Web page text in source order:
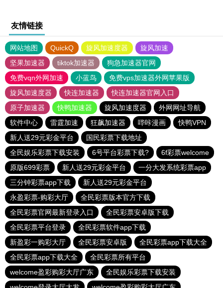
友情链接
网站地图 QuickQ 旋风加速度器
旋风加速
坚果加速器
tiktok加速器
狗急加速器官网
免费vqn外网加速
小蓝鸟
免费vps加速器外网苹果版
旋风加速度器
快连加速器
快连加速器官网入口
原子加速器
快鸭加速器 旋风加速度器
外网网址导航
软件中心
雷霆加速 狂飙加速器 哔咔漫画
快鸭VPN
新人送29元彩金平台
国民彩票下载地址
全民娱乐彩票下载安装
6号平台彩票下载?
6f彩票welcome
原版699彩票
新人送29元彩金平台
一分大发系统彩票app
三分钟彩票app下载
新人送29元彩金平台
永盈彩票-购彩大厅
全民彩票版本官方下载
全民彩票官网最新登录入口
全民彩票安卓版下载
全民彩票平台登录
全民彩票软件app下载
新盈彩一购彩大厅
全民彩票安卓版
全民彩票app下载大全
全民彩票app下载大全
全民彩票所有平台
welcome盈彩购彩大厅广东
全民娱乐彩票下载安装